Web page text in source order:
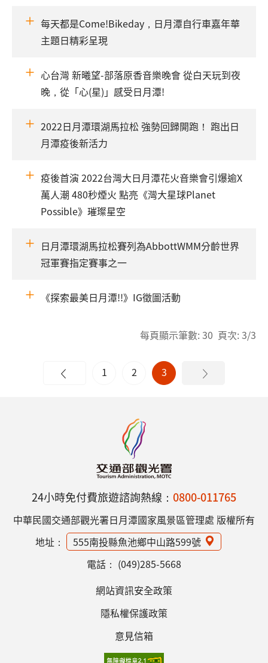
每天都是Come!Bikeday，日月潭自行車嘉年華
主題日精彩呈現
心台灣 新曦望-部落原香音樂晚會 從白天玩到夜
晚，從「心(星)」感受日月潭!
2022日月潭環湖馬拉松 強勢回歸開跑！ 跑出日
月潭疫後新活力
疫後首演 2022台灣大日月潭花火音樂會引爆逾X
萬人潮 480秒煙火 點亮《灣大星球Planet
Possible》璀璨星空
日月潭環湖馬拉松賽列為AbbottWMM分齡世界
冠軍賽指定賽事之一
《探索最美日月潭!!》IG徵圖活動
每頁顯示筆數: 30 頁次: 3/3
1 2 3
24小時免付費旅遊諮詢熱線： 0800-011765
中華民國交通部觀光署日月潭國家風景區管理處 版權所有
地址：
555南投縣魚池鄉中山路599號
電話： (049)285-5668
網站資訊安全政策
隱私權保護政策
意見信箱